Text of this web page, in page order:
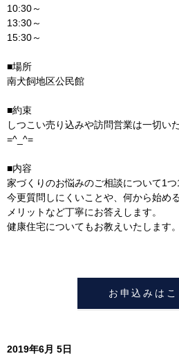
10:30～
13:30～
15:30～
■場所
南犬飼地区公民館
■約束
しつこい売り込みや訪問営業は一切い
=^_^=
■内容
家づくりのお悩みのご相談について1つ
今更質問しにくいことや、何から始め
メリットなど丁寧にお答えします。
健康住宅についてもお教えいたします。
お申込みはこ
2019年6月 5日